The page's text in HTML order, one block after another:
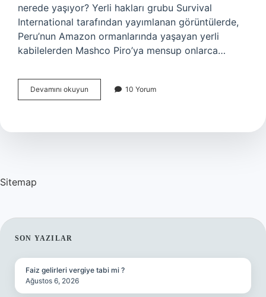
nerede yaşıyor? Yerli hakları grubu Survival
International tarafından yayımlanan görüntülerde,
Peru’nun Amazon ormanlarında yaşayan yerli
kabilelerden Mashco Piro’ya mensup onlarca…
Devamını okuyun Amazonlar
Nerede
10 Yorum
Sitemap
SIDEBAR
SON YAZILAR
Faiz gelirleri vergiye tabi mi ?
Ağustos 6, 2026